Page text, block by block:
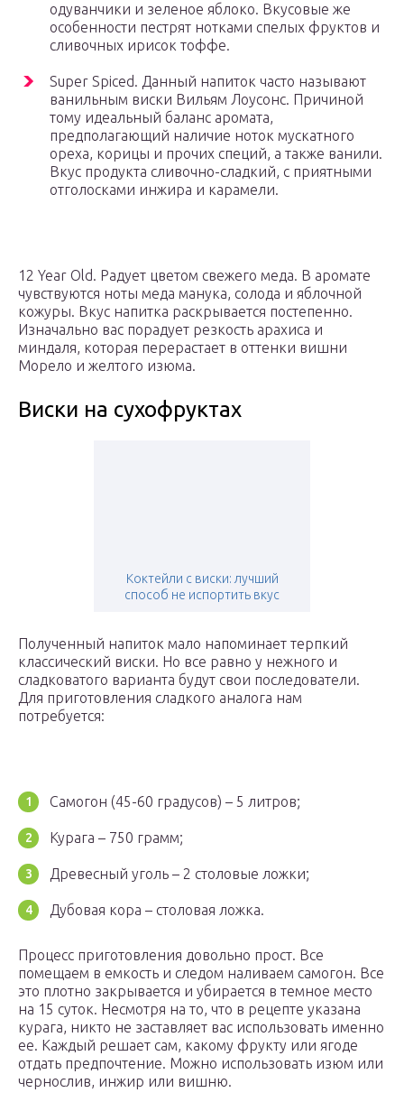
одуванчики и зеленое яблоко. Вкусовые же
особенности пестрят нотками спелых фруктов и
сливочных ирисок тоффе.
Super Spiced. Данный напиток часто называют
ванильным виски Вильям Лоусонс. Причиной
тому идеальный баланс аромата,
предполагающий наличие ноток мускатного
ореха, корицы и прочих специй, а также ванили.
Вкус продукта сливочно-сладкий, с приятными
отголосками инжира и карамели.
12 Year Old. Радует цветом свежего меда. В аромате
чувствуются ноты меда манука, солода и яблочной
кожуры. Вкус напитка раскрывается постепенно.
Изначально вас порадует резкость арахиса и
миндаля, которая перерастает в оттенки вишни
Морело и желтого изюма.
Виски на сухофруктах
Коктейли с виски: лучший
способ не испортить вкус
Полученный напиток мало напоминает терпкий
классический виски. Но все равно у нежного и
сладковатого варианта будут свои последователи.
Для приготовления сладкого аналога нам
потребуется:
Самогон (45-60 градусов) – 5 литров;
Курага – 750 грамм;
Древесный уголь – 2 столовые ложки;
Дубовая кора – столовая ложка.
Процесс приготовления довольно прост. Все
помещаем в емкость и следом наливаем самогон. Все
это плотно закрывается и убирается в темное место
на 15 суток. Несмотря на то, что в рецепте указана
курага, никто не заставляет вас использовать именно
ее. Каждый решает сам, какому фрукту или ягоде
отдать предпочтение. Можно использовать изюм или
чернослив, инжир или вишню.